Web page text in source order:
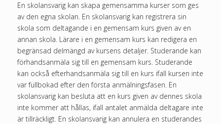
En skolansvarig kan skapa gemensamma kurser som ges
av den egna skolan. En skolansvarig kan registrera sin
skola som deltagande i en gemensam kurs given av en
annan skola. Lärare i en gemensam kurs kan redigera en
begränsad delmängd av kursens detaljer. Studerande kan
förhandsanmäla sig till en gemensam kurs. Studerande
kan också efterhandsanmäla sig till en kurs ifall kursen inte
var fullbokad efter den första anmälningsfasen. En
skolansvarig kan besluta att en kurs given av dennes skola
inte kommer att hållas, ifall antalet anmälda deltagare inte
är tillräckligt. En skolansvarig kan annulera en studerandes